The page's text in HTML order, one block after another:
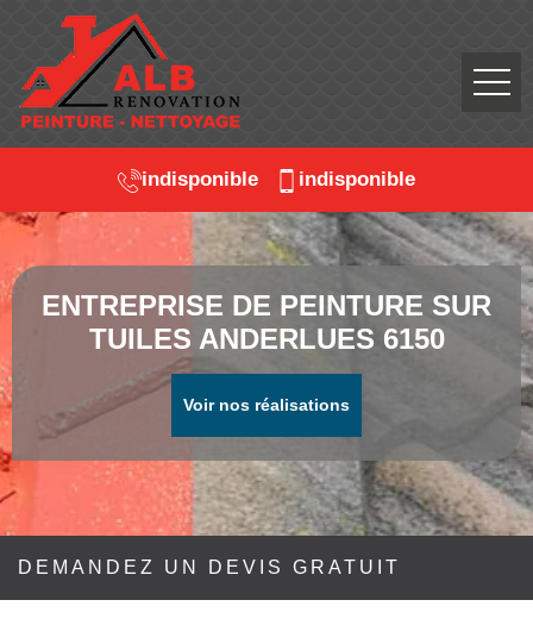
indisponible indisponible
ENTREPRISE DE PEINTURE SUR
TUILES ANDERLUES 6150
Voir nos réalisations
DEMANDEZ UN DEVIS GRATUIT